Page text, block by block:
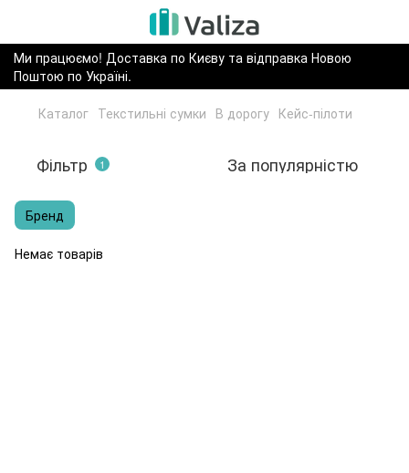
Ми працюємо! Доставка по Києву та відправка Новою
Поштою по Україні.
Каталог Текстильні сумки В дорогу Кейс-пілоти
Фільтр 1 За популярністю
Бренд
Немає товарів